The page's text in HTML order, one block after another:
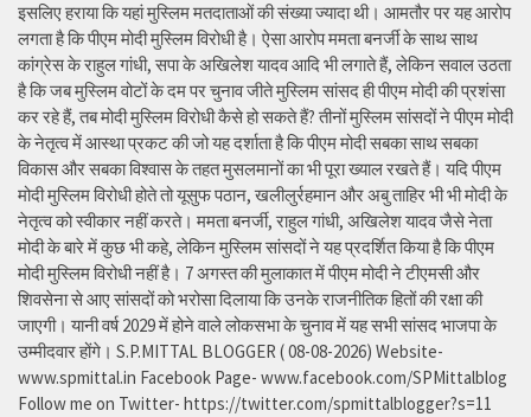
इसलिए हराया कि यहां मुस्लिम मतदाताओं की संख्या ज्यादा थी। आमतौर पर यह आरोप
लगता है कि पीएम मोदी मुस्लिम विरोधी है। ऐसा आरोप ममता बनर्जी के साथ साथ
कांग्रेस के राहुल गांधी, सपा के अखिलेश यादव आदि भी लगाते हैं, लेकिन सवाल उठता
है कि जब मुस्लिम वोटों के दम पर चुनाव जीते मुस्लिम सांसद ही पीएम मोदी की प्रशंसा
कर रहे हैं, तब मोदी मुस्लिम विरोधी कैसे हो सकते हैं? तीनों मुस्लिम सांसदों ने पीएम मोदी
के नेतृत्व में आस्था प्रकट की जो यह दर्शाता है कि पीएम मोदी सबका साथ सबका
विकास और सबका विश्वास के तहत मुसलमानों का भी पूरा ख्याल रखते हैं। यदि पीएम
मोदी मुस्लिम विरोधी होते तो यूसुफ पठान, खलीलुर्रहमान और अबु ताहिर भी भी मोदी के
नेतृत्व को स्वीकार नहीं करते। ममता बनर्जी, राहुल गांधी, अखिलेश यादव जैसे नेता
मोदी के बारे में कुछ भी कहे, लेकिन मुस्लिम सांसदों ने यह प्रदर्शित किया है कि पीएम
मोदी मुस्लिम विरोधी नहीं है। 7 अगस्त की मुलाकात में पीएम मोदी ने टीएमसी और
शिवसेना से आए सांसदों को भरोसा दिलाया कि उनके राजनीतिक हितों की रक्षा की
जाएगी। यानी वर्ष 2029 में होने वाले लोकसभा के चुनाव में यह सभी सांसद भाजपा के
उम्मीदवार होंगे। S.P.MITTAL BLOGGER ( 08-08-2026) Website-
www.spmittal.in Facebook Page- www.facebook.com/SPMittalblog
Follow me on Twitter- https://twitter.com/spmittalblogger?s=11